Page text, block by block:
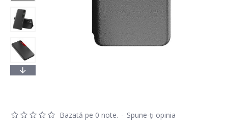
Bazată pe 0 note. - Spune-ţi opinia